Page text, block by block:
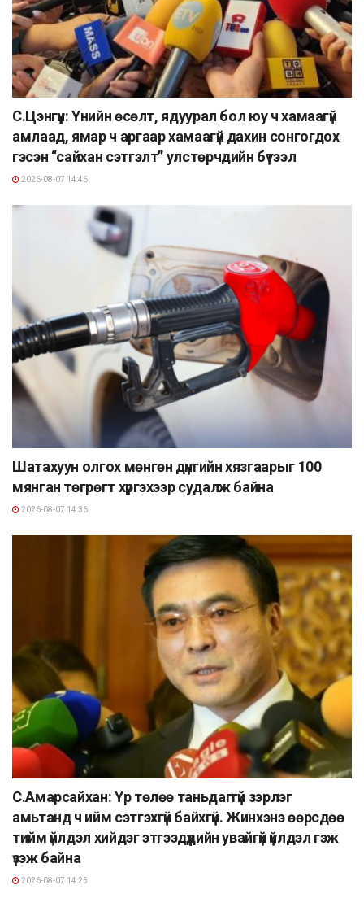
С.Цэнгүүн: Үнийн өсөлт, ядуурал бол юу ч хамаагүй
амлаад, ямар ч аргаар хамаагүй дахин сонгогдох
гэсэн “сайхан сэтгэлт” улстөрчдийн бүтээл
2026-08-07 14:46
Шатахуун олгох мөнгөн дүнгийн хязгаарыг 100
мянган төгрөгт хүргэхээр судалж байна
2026-08-07 14:36
С.Амарсайхан: Үр төлөө таньдаггүй зэрлэг
амьтанд ч ийм сэтгэхгүй байхгүй. Жинхэнэ өөрсдөө
тийм үйлдэл хийдэг этгээдүүдийн увайгүй үйлдэл гэж
үзэж байна
2026-08-07 14:25